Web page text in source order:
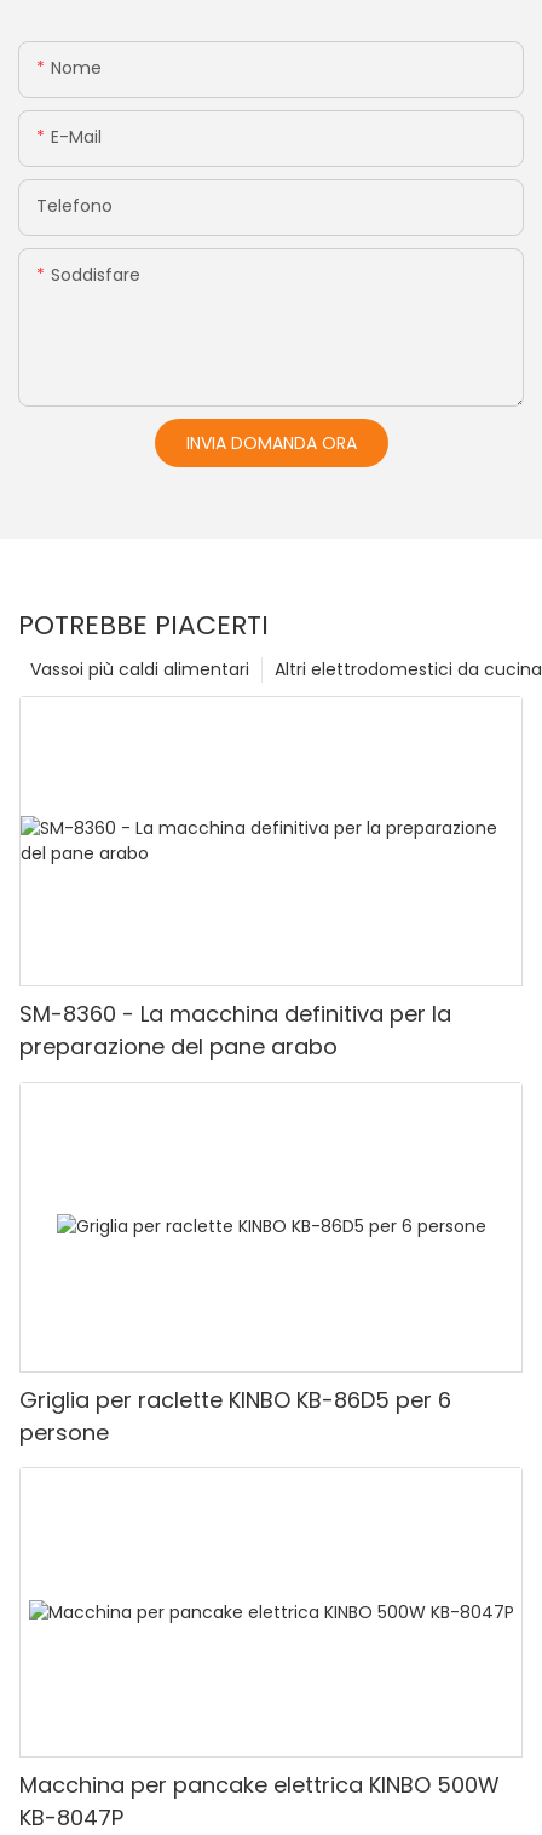
Nome
E-Mail
Telefono
Soddisfare
INVIA DOMANDA ORA
POTREBBE PIACERTI
Altri elettrodomestici da
Vassoi più caldi alimentari
SM-8360 - La macchina definitiva per la
preparazione del pane arabo
Griglia per raclette KINBO KB-86D5 per 6
persone
Macchina per pancake elettrica KINBO 500W
KB-8047P